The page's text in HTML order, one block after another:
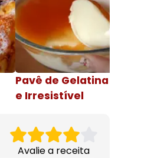
Pavê de Gelatina Cremosa
e Irresistível
Avalie a receita